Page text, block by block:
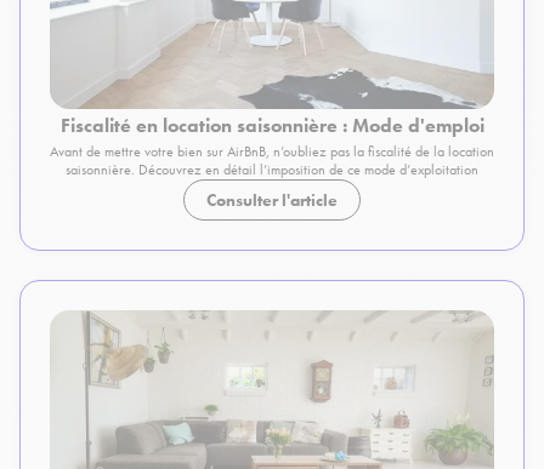
Fiscalité en location saisonnière : Mode d'emploi
Avant de mettre votre bien sur AirBnB, n’oubliez pas la fiscalité de la location
saisonnière. Découvrez en détail l’imposition de ce mode d’exploitation
Consulter l'article